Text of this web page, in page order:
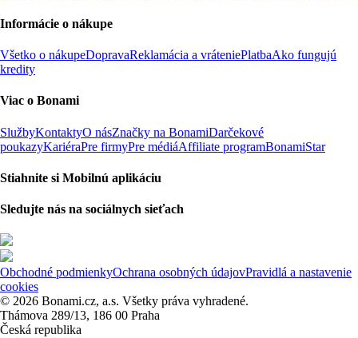
Informácie o nákupe
Všetko o nákupeDopravaReklamácia a vráteniePlatbaAko fungujú
kredity
Viac o Bonami
SlužbyKontaktyO násZnačky na BonamiDarčekové
poukazyKariéraPre firmyPre médiáAffiliate programBonamiStar
Stiahnite si Mobilnú aplikáciu
Sledujte nás na sociálnych sieťach
Obchodné podmienkyOchrana osobných údajovPravidlá a nastavenie
cookies
© 2026 Bonami.cz, a.s. Všetky práva vyhradené.
Thámova 289/13, 186 00 Praha
Česká republika